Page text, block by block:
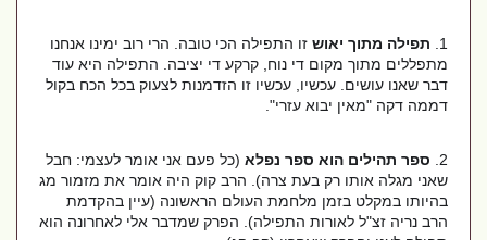
תפילה מתוך יאושזו התפילה הכי טובה. הרי רוב ימינו אנחנו
מתפללים מתוך מקום די נוח, קרקע די יציבה. התפילה היא עוד
דבר שאנו עושים. עכשיו, עכשיו זו הזדמנות לצעוק בכל הכח בקול
דממה דקה "מאין יבוא עזרי".
ספר תהילים הוא ספר נפלא(כל פעם אני אומר לעצמי: חבל
שאני מגלה אותו רק בעת צרה). הרב קוק היה אומר את מזמור מג
בהיותו במקלט בזמן מלחמת העולם הראשונה (עיין בהקדמת
הרב נריה זצ"ל לאורות התפילה). הפרק שמדבר אלי לאחרונה הוא